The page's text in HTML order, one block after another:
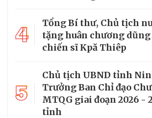
4
Tổng Bí thư, Chủ tịch
tặng huân chương dũng
chiến sĩ Kpă Thiêp
5
Chủ tịch UBND tỉnh
Trưởng Ban Chỉ đạo
MTQG giai đoạn 2026 -
tỉnh